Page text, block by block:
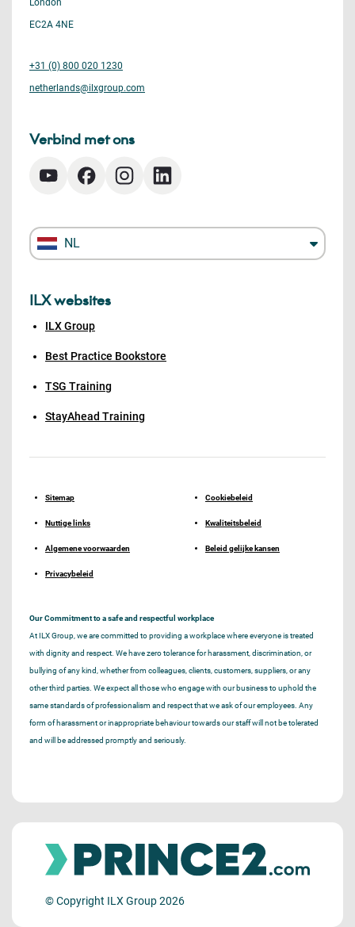
London
EC2A 4NE
+31 (0) 800 020 1230
netherlands@ilxgroup.com
Verbind met ons
NL
ILX websites
ILX Group
Best Practice Bookstore
TSG Training
StayAhead Training
Sitemap
Nuttige links
Algemene voorwaarden
Privacybeleid
Cookiebeleid
Kwaliteitsbeleid
Beleid gelijke kansen
Our Commitment to a safe and respectful workplace
At ILX Group, we are committed to providing a workplace where everyone is treated
with dignity and respect. We have zero tolerance for harassment, discrimination, or
bullying of any kind, whether from colleagues, clients, customers, suppliers, or any
other third parties. We expect all those who engage with our business to uphold the
same standards of professionalism and respect that we ask of our employees. Any
form of harassment or inappropriate behaviour towards our staff will not be tolerated
and will be addressed promptly and seriously.
© Copyright ILX Group 2026